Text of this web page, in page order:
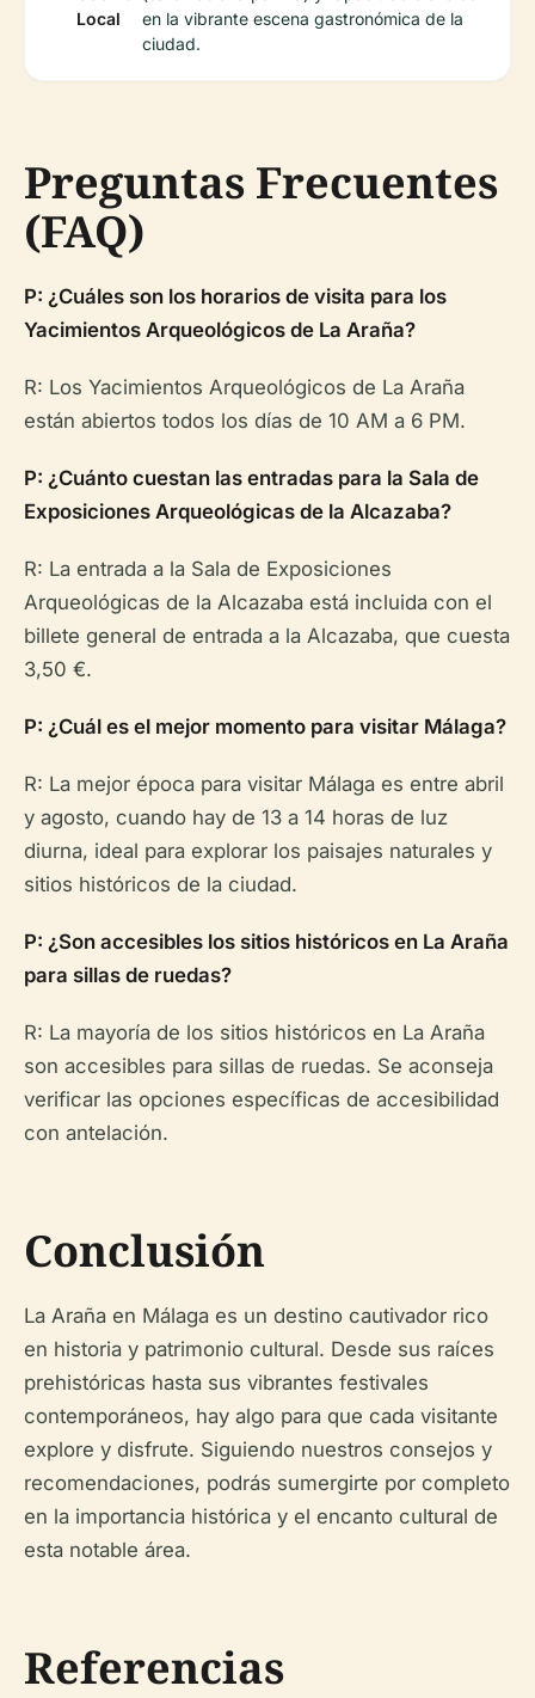
Local
en la vibrante escena gastronómica de la
ciudad.
Preguntas Frecuentes
(FAQ)
P: ¿Cuáles son los horarios de visita para los
Yacimientos Arqueológicos de La Araña?
R: Los Yacimientos Arqueológicos de La Araña
están abiertos todos los días de 10 AM a 6 PM.
P: ¿Cuánto cuestan las entradas para la Sala de
Exposiciones Arqueológicas de la Alcazaba?
R: La entrada a la Sala de Exposiciones
Arqueológicas de la Alcazaba está incluida con el
billete general de entrada a la Alcazaba, que cuesta
3,50 €.
P: ¿Cuál es el mejor momento para visitar Málaga?
R: La mejor época para visitar Málaga es entre abril
y agosto, cuando hay de 13 a 14 horas de luz
diurna, ideal para explorar los paisajes naturales y
sitios históricos de la ciudad.
P: ¿Son accesibles los sitios históricos en La Araña
para sillas de ruedas?
R: La mayoría de los sitios históricos en La Araña
son accesibles para sillas de ruedas. Se aconseja
verificar las opciones específicas de accesibilidad
con antelación.
Conclusión
La Araña en Málaga es un destino cautivador rico
en historia y patrimonio cultural. Desde sus raíces
prehistóricas hasta sus vibrantes festivales
contemporáneos, hay algo para que cada visitante
explore y disfrute. Siguiendo nuestros consejos y
recomendaciones, podrás sumergirte por completo
en la importancia histórica y el encanto cultural de
esta notable área.
Referencias